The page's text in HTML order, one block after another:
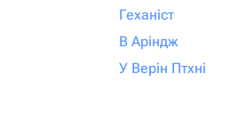
Геханіст
В Аріндж
У Верін Птхні